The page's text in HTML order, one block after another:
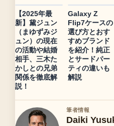
【2025年最
新】黛ジュン
（まゆずみジ
ュン）の現在
の活動や結婚
相手、三木た
かしとの兄弟
関係を徹底解
説！
Galaxy Z
Flip7ケースの
選び方とおす
すめブランド
を紹介！純正
とサードパー
ティの違いも
解説
筆者情報
Daiki